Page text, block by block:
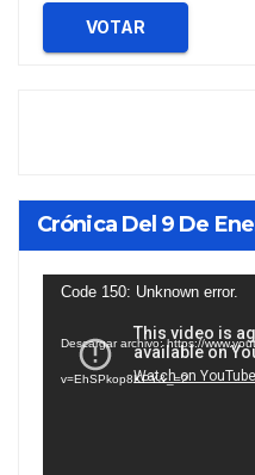
VOTAR
Crónica Del 9 De
Reproductor
vídeo
Code 150: Unknown error.
Descargar archivo: https://
v=EhSPkop8KPY&_=2